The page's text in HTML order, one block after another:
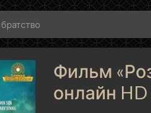
Фильм
онлайн HD